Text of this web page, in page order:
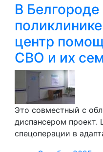
В Белгороде
центр
СВО и их
Это совместный с
диспансером проект.
спецоперации в